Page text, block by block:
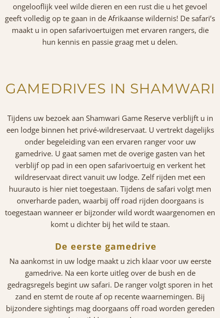
ongelooflijk veel wilde dieren en een rust die u het gevoel
geeft volledig op te gaan in de Afrikaanse wildernis! De safari’s
maakt u in open safarivoertuigen met ervaren rangers, die
hun kennis en passie graag met u delen.
GAMEDRIVES IN SHAMWARI
Tijdens uw bezoek aan Shamwari Game Reserve verblijft u in
een lodge binnen het privé-wildreservaat. U vertrekt dagelijks
onder begeleiding van een ervaren ranger voor uw
gamedrive. U gaat samen met de overige gasten van het
verblijf op pad in een open safarivoertuig en verkent het
wildreservaat direct vanuit uw lodge. Zelf rijden met een
huurauto is hier niet toegestaan. Tijdens de safari volgt men
onverharde paden, waarbij off road rijden doorgaans is
toegestaan wanneer er bijzonder wild wordt waargenomen en
komt u dichter bij het wild te staan.
De eerste gamedrive
Na aankomst in uw lodge maakt u zich klaar voor uw eerste
gamedrive. Na een korte uitleg over de bush en de
gedragsregels begint uw safari. De ranger volgt sporen in het
zand en stemt de route af op recente waarnemingen. Bij
bijzondere sightings mag doorgaans off road worden gereden